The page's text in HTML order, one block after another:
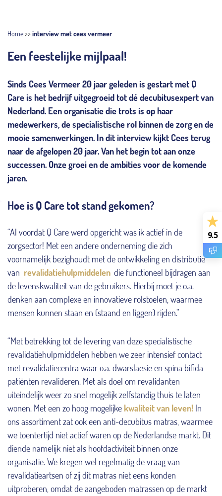
9.5
Home>> interview met cees vermeer
Een feestelijke mijlpaal!
Sinds Cees Vermeer 20 jaar geleden is gestart met Q
Care is het bedrijf uitgegroeid tot dé decubitusexpert van
Nederland. Een organisatie die trots is op haar
medewerkers, de specialistische rol binnen de zorg en de
mooie samenwerkingen. In dit interview kijkt Cees terug
naar de afgelopen 20 jaar. Van het begin tot aan onze
successen. Onze groei en de ambities voor de komende
jaren.
Hoe is Q Care tot stand gekomen?
“Al voordat Q Care werd opgericht was ik actief in de
zorgsector! Met een andere onderneming die zich
voornamelijk bezighoudt met de ontwikkeling en distributie
van revalidatiehulpmiddelen die functioneel bijdragen aan
de levenskwaliteit van de gebruikers. Hierbij moet je o.a.
denken aan complexe en innovatieve rolstoelen, waarmee
mensen kunnen staan en (staand en liggen) rijden.”
“Met betrekking tot de levering van deze specialistische
revalidatiehulpmiddelen hebben we zeer intensief contact
met revalidatiecentra waar o.a. dwarslaesie en spina bifida
patiënten revalideren. Met als doel om revalidanten
uiteindelijk weer zo snel mogelijk zelfstandig thuis te laten
wonen. Met een zo hoog mogelijke kwaliteit van leven! In
ons assortiment zat ook een anti-decubitus matras, waarmee
we toentertijd niet actief waren op de Nederlandse markt. Dit
diende namelijk niet als hoofdactiviteit binnen onze
organisatie. We kregen wel regelmatig de vraag van
revalidatieartsen of zij dit matras niet eens konden
uitproberen, omdat de aangeboden matrassen op de markt